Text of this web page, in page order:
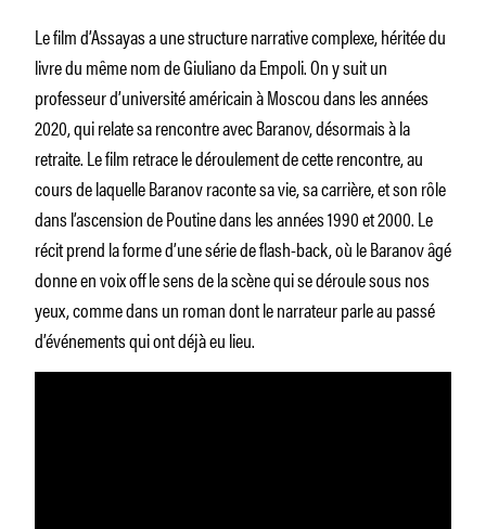
Le film d’Assayas a une structure narrative complexe, héritée du
livre du même nom de Giuliano da Empoli. On y suit un
professeur d’université américain à Moscou dans les années
2020, qui relate sa rencontre avec Baranov, désormais à la
retraite. Le film retrace le déroulement de cette rencontre, au
cours de laquelle Baranov raconte sa vie, sa carrière, et son rôle
dans l’ascension de Poutine dans les années 1990 et 2000. Le
récit prend la forme d’une série de flash-back, où le Baranov âgé
donne en voix off le sens de la scène qui se déroule sous nos
yeux, comme dans un roman dont le narrateur parle au passé
d’événements qui ont déjà eu lieu.